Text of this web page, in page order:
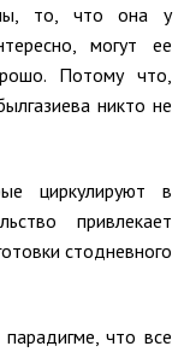
то, что она у
могут ее
Потому что,
никто не
циркулируют в
привлекает
стодневного
что все